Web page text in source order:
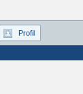
Profil